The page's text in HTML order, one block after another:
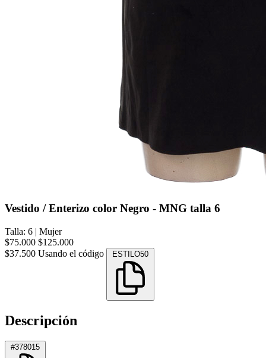
Vestido / Enterizo color Negro - MNG talla 6
Talla: 6 | Mujer
$75.000 $125.000
$37.500 Usando el código ESTILO50
Descripción
#378015